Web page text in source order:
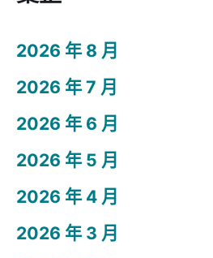
2026 年 8 月
2026 年 7 月
2026 年 6 月
2026 年 5 月
2026 年 4 月
2026 年 3 月